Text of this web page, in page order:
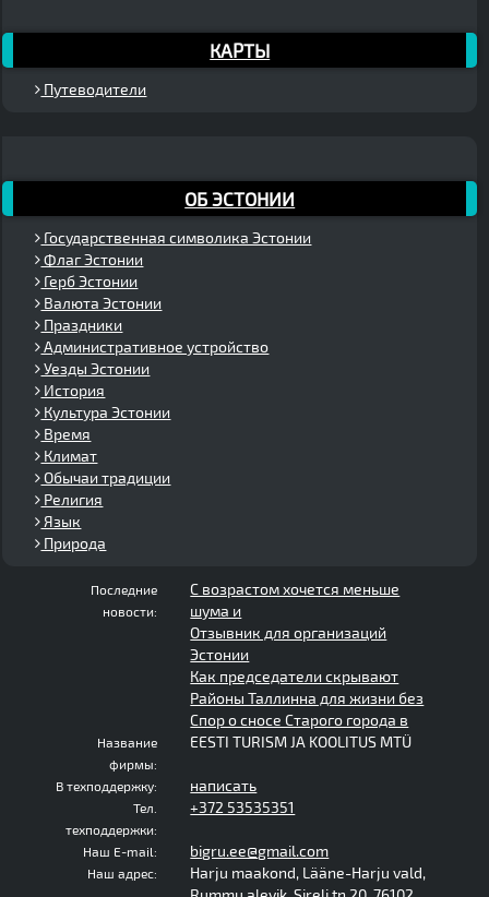
КАРТЫ
Путеводители
ОБ ЭСТОНИИ
Государственная символика Эстонии
Флаг Эстонии
Герб Эстонии
Валюта Эстонии
Праздники
Административное устройство
Уезды Эстонии
История
Культура Эстонии
Время
Климат
Обычаи традиции
Религия
Язык
Природа
Последние
новости:
С возрастом хочется меньше
шума и
Отзывник для организаций
Эстонии
Как председатели скрывают
Районы Таллинна для жизни без
Спор о сносе Старого города в
Название
фирмы:
EESTI TURISM JA KOOLITUS MTÜ
В техподдержку: написать
Тел.
техподдержки:
+372 53535351
Наш E-mail: bigru.ee@gmail.com
Наш адрес:
Harju maakond, Lääne-Harju vald,